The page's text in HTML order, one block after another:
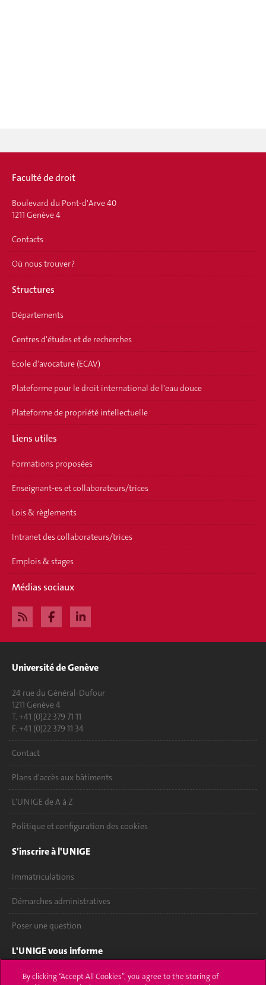
Faculté de droit
Boulevard du Pont-d'Arve 40
1211 Genève 4
Contacts
Où nous trouver ?
Structures
Départements
Centres d'études et de recherches
Ecole d'avocature (ECAV)
Plateforme pour le droit international de l'eau douce
Plateforme de propriété intellectuelle
Liens utiles
Formations proposées
Enseignant-es et collaborateurs/trices
Lois & règlements
Intranet des collaborateurs/trices
Emplois & stages
Médias sociaux
Université de Genève
24 rue du Général-Dufour
1211 Genève 4
T. +41 (0)22 379 71 11
F. +41 (0)22 379 11 34
Contact
Plans d'accès aux bâtiments
L'UNIGE de A à Z
Politique et configuration des cookies
S'inscrire à l'UNIGE
Immatriculations
Démarches administratives
Poser une question
L'UNIGE vous informe
UNIGE Mobile
By clicking “Accept All Cookies”, you agree to the storing of